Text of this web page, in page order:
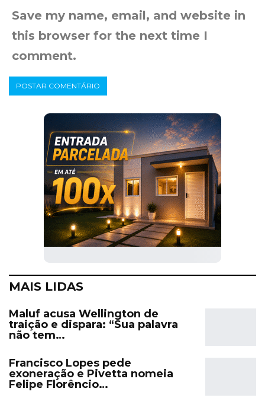
Save my name, email, and website in
this browser for the next time I
comment.
MAIS LIDAS
Maluf acusa Wellington de
traição e dispara: “Sua palavra
não tem…
Francisco Lopes pede
exoneração e Pivetta nomeia
Felipe Florêncio…